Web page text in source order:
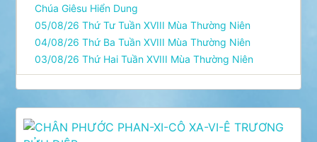
Chúa Giêsu Hiển Dung
05/08/26 Thứ Tư Tuần XVIII Mùa Thường Niên
04/08/26 Thứ Ba Tuần XVIII Mùa Thường Niên
03/08/26 Thứ Hai Tuần XVIII Mùa Thường Niên